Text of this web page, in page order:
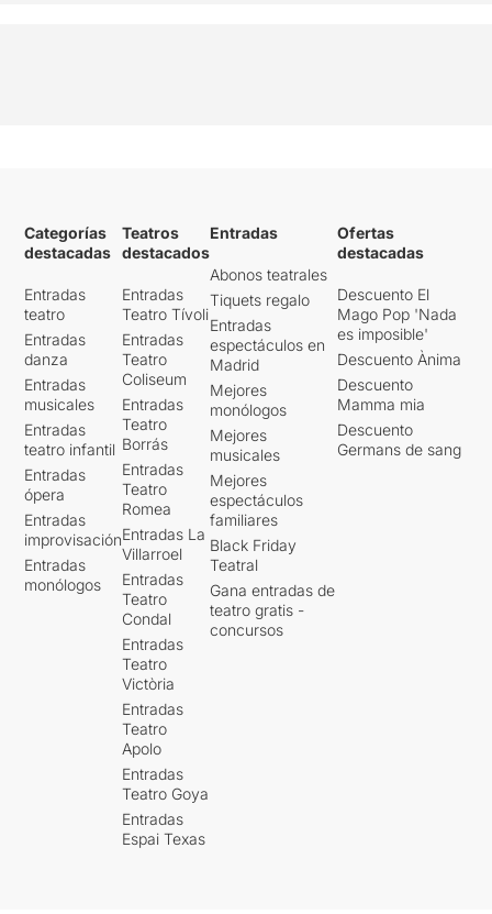
Categorías
destacadas
Entradas
teatro
Entradas
danza
Entradas
musicales
Entradas
teatro infantil
Entradas
ópera
Entradas
improvisación
Entradas
monólogos
Teatros
destacados
Entradas
Teatro Tívoli
Entradas
Teatro
Coliseum
Entradas
Teatro
Borrás
Entradas
Teatro
Romea
Entradas La
Villarroel
Entradas
Teatro
Condal
Entradas
Teatro
Victòria
Entradas
Teatro
Apolo
Entradas
Teatro Goya
Entradas
Espai Texas
Entradas
Abonos teatrales
Tiquets regalo
Entradas
espectáculos en
Madrid
Mejores
monólogos
Mejores
musicales
Mejores
espectáculos
familiares
Black Friday
Teatral
Gana entradas de
teatro gratis -
concursos
Ofertas
destacadas
Descuento El
Mago Pop 'Nada
es imposible'
Descuento Ànima
Descuento
Mamma mia
Descuento
Germans de sang